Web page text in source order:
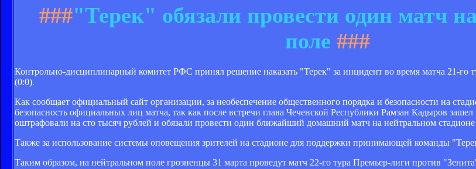
###"Терек" обязали провести один матч
поле ###
Контрольно-дисциплинарный комитет РФС принял решение наказать "Терек" за инцидент во время матча 21-го
(0:0).
Как сообщает официальный сайт организации, за необеспечение общественного порядка и безопасности на
безопасность официальных лиц матча, так как после встречи глава Чеченской Республики Рамзан Кадыров
оштрафовали на сто тысяч рублей и обязали провести один ближайший домашний матч на нейтральном стадионе
Также за использование системы оповещения зрителей на стадионе для поддержки принимающей команды
Таким образом, на нейтральном поле грозненцы 31 марта проведут матч 22-го тура Премьер-лиги против